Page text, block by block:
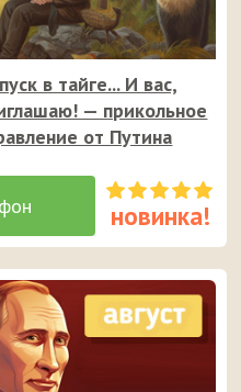
в тайге... И вас,
— прикольное
от Путина